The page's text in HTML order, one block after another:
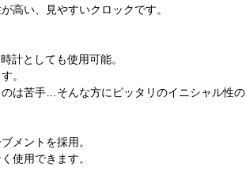
高い、見やすいクロックです。
計としても使用可能。
。
は苦手…そんな方にピッタリのイニシャル性の
メントを採用。
使用できます。